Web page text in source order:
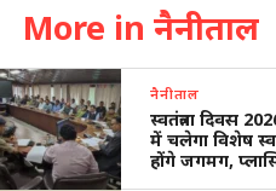
More in नैनीताल
नैनीताल
स्वतंत्रता दिवस
में चलेगा विशेष
होंगे जगमग,